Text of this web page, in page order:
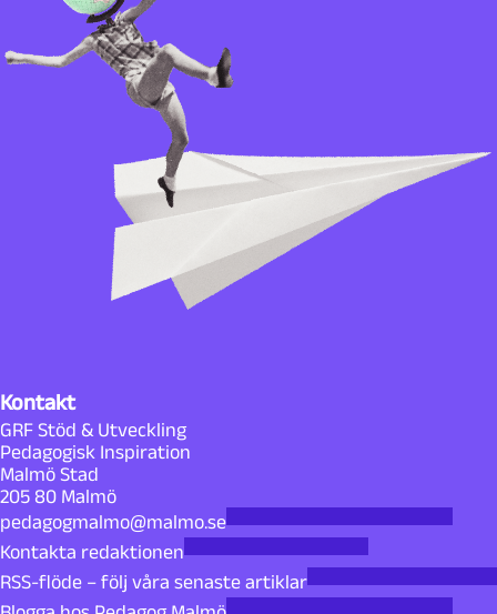
Kontakt
GRF Stöd & Utveckling
Pedagogisk Inspiration
Malmö Stad
205 80 Malmö
pedagogmalmo@malmo.se
Kontakta redaktionen
RSS-flöde – följ våra senaste artiklar